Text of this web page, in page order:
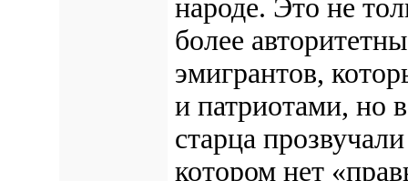
народе. Это не
более
эмигрантов,
и патриотами, но
старца
котором нет